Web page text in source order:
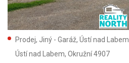
Prodej, Jiný - Garáž, Ústí nad Labem
Ústí nad Labem, Okružní 4907